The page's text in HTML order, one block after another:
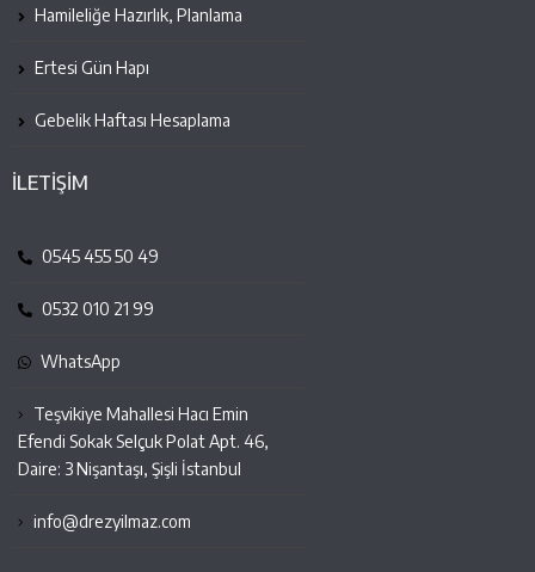
Hamileliğe Hazırlık, Planlama
Ertesi Gün Hapı
Gebelik Haftası Hesaplama
İLETİŞİM
0545 455 50 49
0532 010 21 99
WhatsApp
Teşvikiye Mahallesi Hacı Emin
Efendi Sokak Selçuk Polat Apt. 46,
Daire: 3 Nişantaşı, Şişli İstanbul
info@drezyilmaz.com